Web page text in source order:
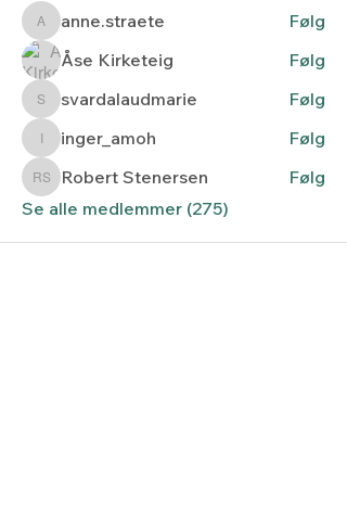
anne.straete
anne.straete
Følg
Åse Kirketeig
Følg
svardalaudmarie
svardalaudmarie Følg
inger_amoh
inger_amoh Følg
Robert Stenersen
Robert Stenersen
Følg
Se alle medlemmer (275)